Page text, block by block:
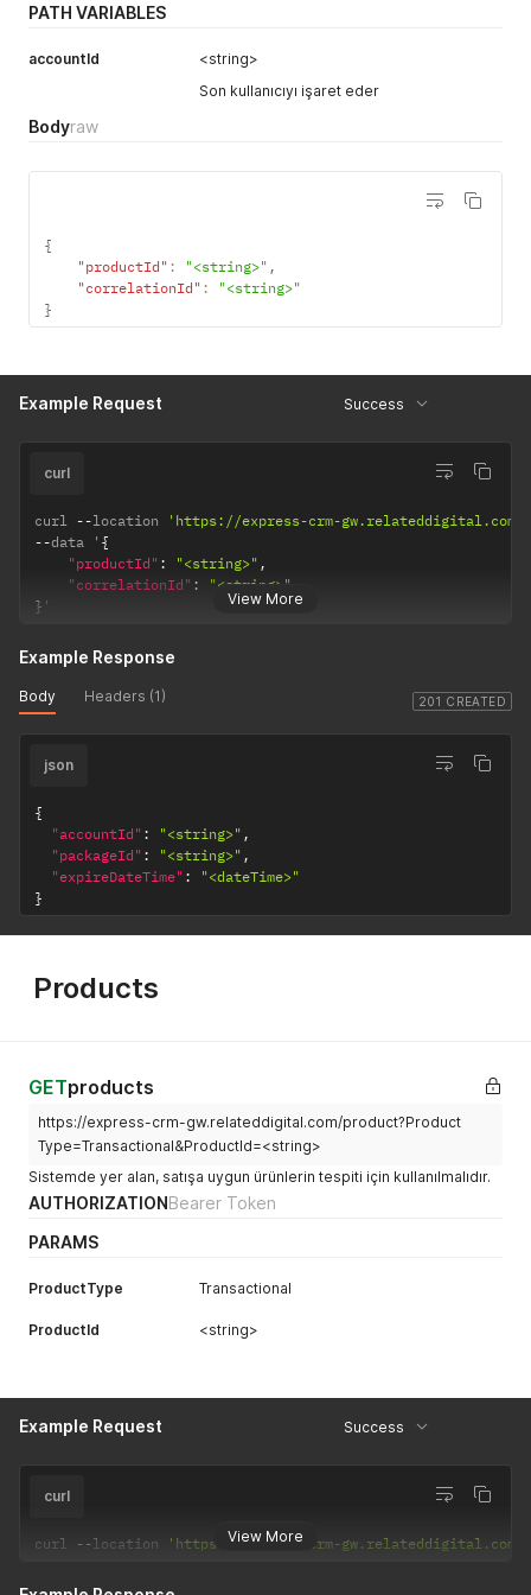
PATH VARIABLES
accountId
<string>
Son kullanıcıyı işaret eder
Bodyraw
{
"productId" : "<string>" ,
"correlationId" :
"<string>"
}
Example Request Success
View More
curl
curl --location
'https://express-crm-gw.relateddigital.com/
--data ' {
"productId" : "<string>" ,
"correlationId" :
"<string>"
} '
201 CREATED
Example Response
Body Headers (1)
json
{
"accountId" : "<string>" ,
"packageId" : "<string>" ,
"expireDateTime" :
"<dateTime>"
}
Products
GETproducts
https://express-crm-gw.relateddigital.com/product?Product
Type=Transactional&ProductId=<string>
Sistemde yer alan, satışa uygun ürünlerin tespiti için kullanılmalıdır.
AUTHORIZATIONBearer Token
PARAMS
ProductType Transactional
ProductId <string>
Example Request Success
View More
curl
curl --location 'https://express-crm-gw.relateddigital.com/